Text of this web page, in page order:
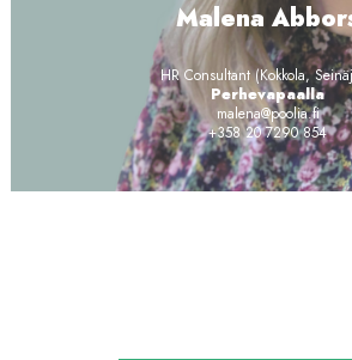
Malena
HR Consultant (Kokkola,
Perhevapaalla
malena@poolia.fi
+358 20 7290 854